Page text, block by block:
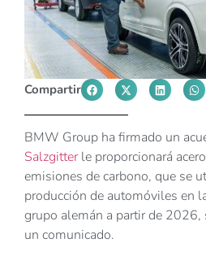
Compartir
BMW Group ha firmado un
Salzgitterle proporcionará
emisiones de carbono, que se
producción de automóviles en
grupo alemán a partir de 2026,
un comunicado.